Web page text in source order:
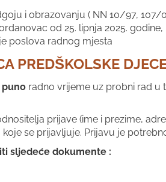
i obrazovanju ( NN 10/97, 107/
od 25. lipnja 2025.
poslova radnog mjesta
PREDŠKOLSKE
puno radno vrijeme uz probni rad u
prijave (ime i prezime,
se prijavljuje. Prijavu je
sljedeće dokumente :